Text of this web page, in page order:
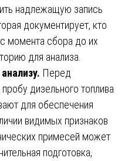
надлежащую запись
документирует, кто
момента сбора до их
для анализа.
Перед
дизельного топлива
для обеспечения
видимых признаков
примесей может
подготовка,